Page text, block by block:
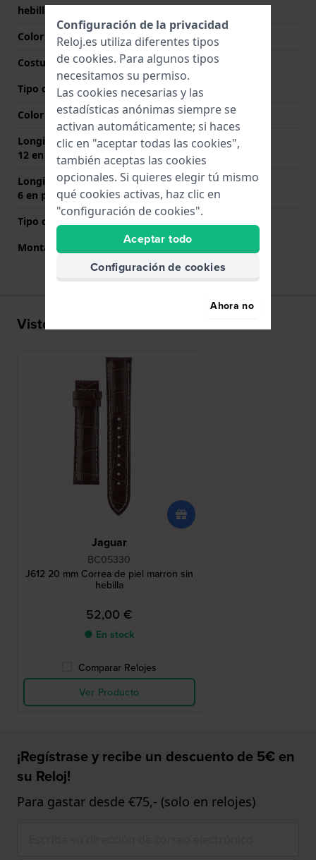
hebilla
Color de correa
Marrón
Costura de color
Marrón
Tipo de cierre
Ninguno
Color del cierre
N/A
Longitud de la correa a las
12 en punto (mm)
80 mm
Longitud de la correa a las
6 en punto (mm)
120 mm
Tipo de montaje
Montaje Recto
Si
Visto recientemente
Jaguar
BC05330
J612 20 mm Correa de piel marron sin
hebilla
52,00 €
● En stock
Comparar Relojes
Ver Producto
¡Regístrase y recibe un descuento de 5€ en
su Reloj!
Para gastar desde €75,- (solo en relojes)
Configuración de la privacidad
Reloj.es utiliza diferentes tipos
de cookies. Para algunos tipos
necesitamos su permiso.
Las cookies necesarias y las
estadísticas anónimas siempre se
activan automáticamente; si haces
clic en "aceptar todas las cookies",
también aceptas las cookies
opcionales. Si quieres elegir tú mismo
qué cookies activas, haz clic en
"configuración de cookies".
Aceptar todo
Configuración de cookies
Ahora no